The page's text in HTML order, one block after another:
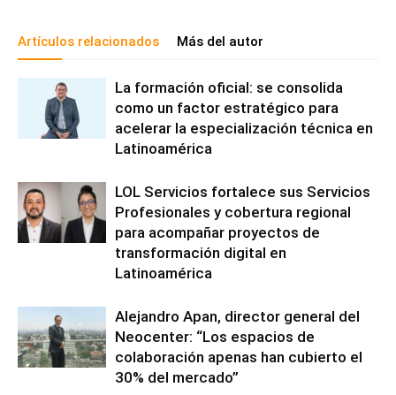
Artículos relacionados Más del autor
La formación oficial: se consolida
como un factor estratégico para
acelerar la especialización técnica en
Latinoamérica
LOL Servicios fortalece sus Servicios
Profesionales y cobertura regional
para acompañar proyectos de
transformación digital en
Latinoamérica
Alejandro Apan, director general del
Neocenter: “Los espacios de
colaboración apenas han cubierto el
30% del mercado”